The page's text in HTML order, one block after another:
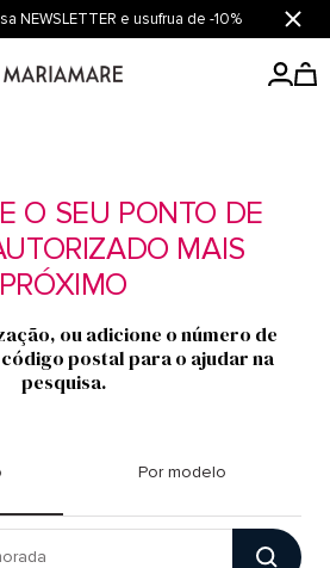
NEWSLETTER e usufrua de -10%
Mariamare
O SEU PONTO DE
MAIS
PRÓXIMO
ou adicione o número de
postal para o ajudar na
pesquisa.
Por modelo